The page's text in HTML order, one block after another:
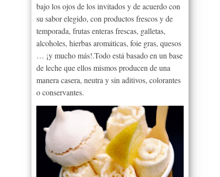
bajo los ojos de los invitados y de acuerdo con
su sabor elegido, con productos frescos y de
temporada, frutas enteras frescas, galletas,
alcoholes, hierbas aromáticas, foie gras, quesos
… ¡y mucho más!.Todo está basado en un base
de leche que ellos mismos producen de una
manera casera, neutra y sin aditivos, colorantes
o conservantes.